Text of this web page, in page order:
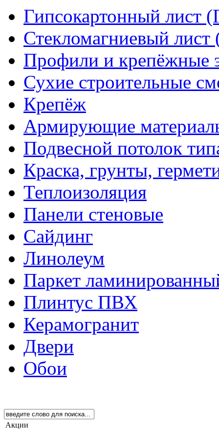
Гипсокартонный лист
Стекломагниевый
Профили и
Сухие строительные
Крепёж
Армирующие
Подвесной потолок
Краска, грунты,
Теплоизоляция
Панели стеновые
Сайдинг
Линолеум
Паркет
Плинтус ПВХ
Керамогранит
Двери
Обои
Акции